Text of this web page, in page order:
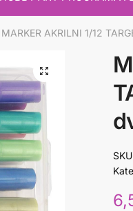
MARKER AKRILNI 1/12